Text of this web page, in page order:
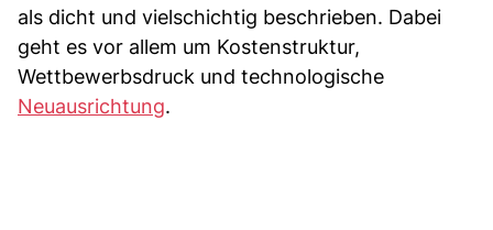
als dicht und vielschichtig beschrieben. Dabei
geht es vor allem um Kostenstruktur,
Wettbewerbsdruck und technologische
Neuausrichtung.